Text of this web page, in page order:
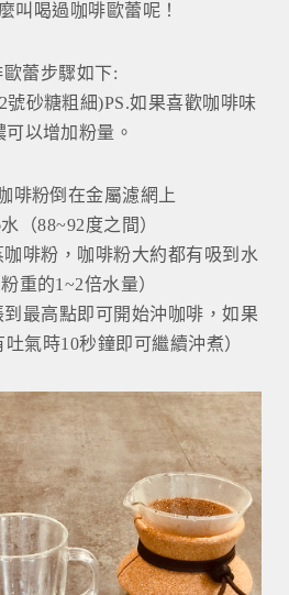
叫喝過咖啡歐蕾呢！
歐蕾步驟如下:
號砂糖粗細)PS.如果喜歡咖啡味
可以增加粉量。
啡粉倒在金屬濾網上
（88~92度之間）
啡粉，咖啡粉大約都有吸到水
重的1~2倍水量）
最高點即可開始沖咖啡，如果
氣時10秒鐘即可繼續沖煮）